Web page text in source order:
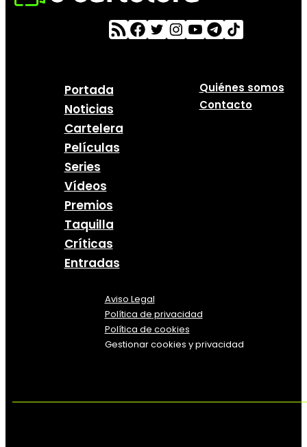
Portada
Noticias
Cartelera
Películas
Series
Vídeos
Premios
Taquilla
Críticas
Entradas
Quiénes somos
Contacto
Aviso Legal
Política de privacidad
Política de cookies
Gestionar cookies y privacidad